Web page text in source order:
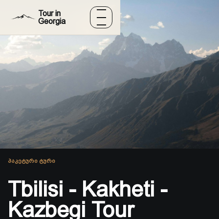
Tour in
Georgia
მენიუ
ᲞᲐᲙᲔᲢᲣᲠᲘ ᲢᲣᲠᲘ
Tbilisi - Kakheti -
Kazbegi Tour